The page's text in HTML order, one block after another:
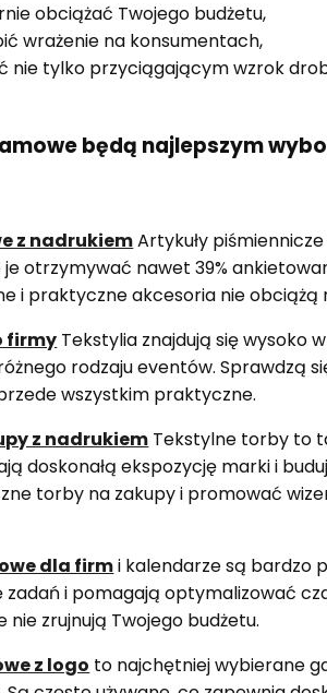
obciążać Twojego budżetu,
wrażenie na konsumentach,
nie tylko przyciągającym wzrok
będą najlepszym
z nadrukiemArtykuły
otrzymywać nawet 39%
i praktyczne akcesoria nie obciążą
firmy Tekstylia znajdują się wysoko
rodzaju eventów. Sprawdzą
wszystkim praktyczne.
z nadrukiem Tekstylne torby to
doskonałą ekspozycję marki i
torby na zakupy i promować
dla firmi kalendarze są bardzo
zadań i pomagają optymalizować
zrujnują Twojego budżetu.
z logo to najchętniej wybierane